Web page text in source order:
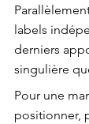
labels
derniers
singulière
Pour une
positionner,